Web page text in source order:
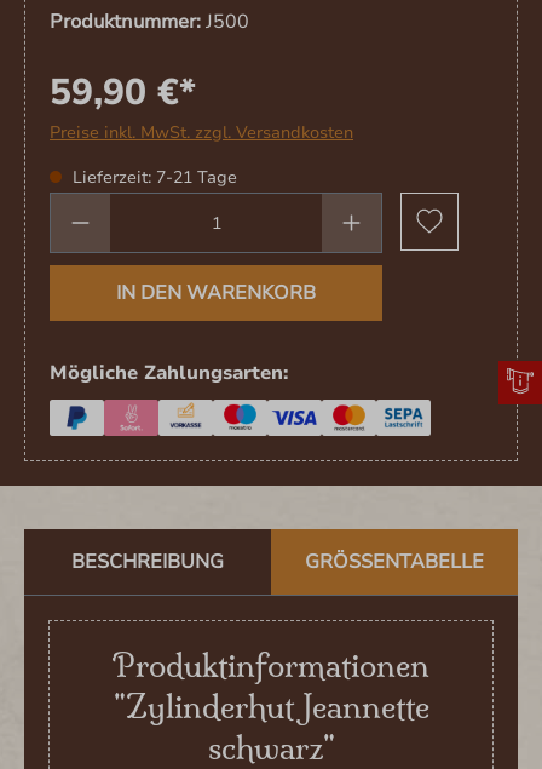
Produktnummer:J500
59,90 €*
Preise inkl. MwSt. zzgl. Versandkosten
Lieferzeit: 7-21 Tage
Produkt Anzahl: Gib den
IN DEN WARENKORB
Mögliche Zahlungsarten:
BESCHREIBUNG GRÖSSENTABELLE
Produktinformationen
"Zylinderhut Jeannette
schwarz"